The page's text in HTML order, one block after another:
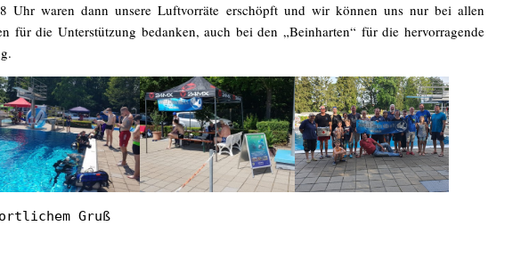
Uhr waren dann unsere Luftvorräte erschöpft und wir können uns nur bei allen
für die Unterstützung bedanken, auch bei den „Beinharten“ für die hervorragende
Gruß